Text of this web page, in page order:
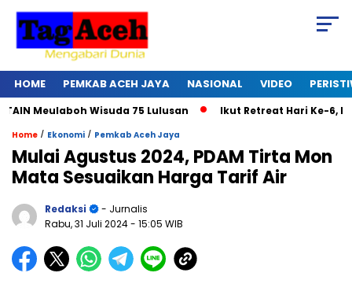
HOME PEMKAB ACEH JAYA NASIONAL VIDEO
Meulaboh Wisuda 75 Lulusan Ikut Retreat Hari Ke-6,
Home / Ekonomi / Pemkab Aceh Jaya
Mulai Agustus 2024, PDAM Tirta Mon
Mata Sesuaikan Harga Tarif Air
Redaksi
- Jurnalis
Rabu, 31 Juli 2024- 15:05 WIB